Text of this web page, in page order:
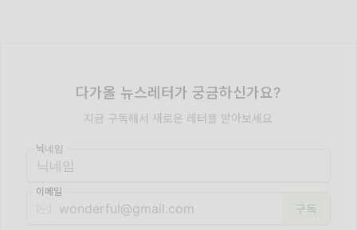
다가올 뉴스레터가 궁금하신가요?
지금 구독해서 새로운 레터를 받아보세요
닉네임
이메일
✉️